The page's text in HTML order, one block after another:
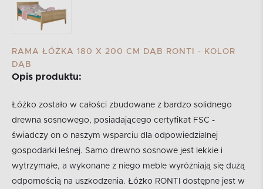
RAMA ŁÓŻKA 180 X 200 CM DĄB RONTI - KOLOR
DĄB
Opis produktu:
Łóżko zostało w całości zbudowane z bardzo solidnego
drewna sosnowego, posiadającego certyfikat FSC -
świadczy on o naszym wsparciu dla odpowiedzialnej
gospodarki leśnej. Samo drewno sosnowe jest lekkie i
wytrzymałe, a wykonane z niego meble wyróżniają się dużą
odpornością na uszkodzenia. Łóżko RONTI dostępne jest w